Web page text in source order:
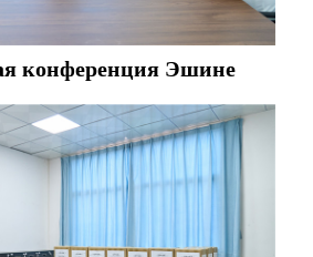
конференция Эшине